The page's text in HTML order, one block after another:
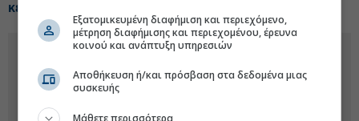
κερδοφορία
Εξατομικευμένη διαφήμιση και περιεχόμενο,
μέτρηση διαφήμισης και περιεχομένου, έρευνα
κοινού και ανάπτυξη υπηρεσιών
Αποθήκευση ή/και πρόσβαση στα δεδομένα μιας
συσκευής
Μάθετε περισσότερα